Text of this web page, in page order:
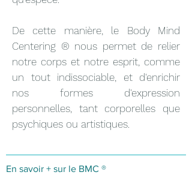
De cette manière, le Body Mind
Centering ® nous permet de relier
notre corps et notre esprit, comme
un tout indissociable, et d'enrichir
nos formes d'expression
personnelles, tant corporelles que
psychiques ou artistiques.
En savoir + sur le BMC ®